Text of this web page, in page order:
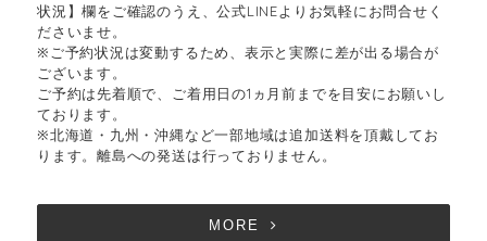
状況】欄をご確認のうえ、公式LINEよりお気軽にお問合せく
ださいませ。
※ご予約状況は変動するため、表示と実際に差が出る場合が
ございます。
ご予約は先着順で、ご着用日の1ヵ月前までを目安にお願いし
ております。
※北海道・九州・沖縄など一部地域は追加送料を頂戴してお
ります。離島への発送は行っておりません。
MORE